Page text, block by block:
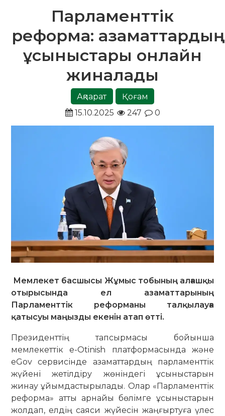
Парламенттік
реформа: азаматтардың
ұсыныстары онлайн
жиналады
Ақпарат
Қоғам
15.10.2025
247 0
Мемлекет басшысы Жұмыс тобының алғашқы
отырысында ел азаматтарының
Парламенттік реформаны талқылауға
қатысуы маңызды екенін атап өтті.
Президенттің тапсырмасы бойынша
мемлекеттік e-Otinish платформасында және
eGov сервисінде азаматтардың парламенттік
жүйені жетілдіру жөніндегі ұсыныстарын
жинау ұйымдастырылады. Олар «Парламенттік
реформа» атты арнайы бөлімге ұсыныстарын
жолдап, елдің саяси жүйесін жаңғыртуға үлес